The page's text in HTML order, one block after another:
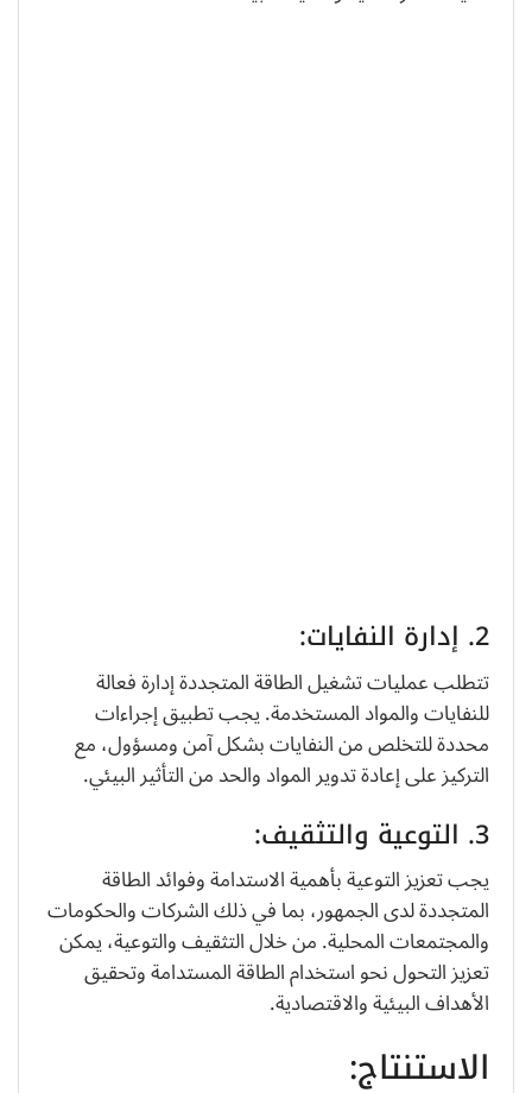
2. إدارة النفايات:
تتطلب عمليات تشغيل الطاقة المتجددة إدارة فعالة
للنفايات والمواد المستخدمة. يجب تطبيق إجراءات
محددة للتخلص من النفايات بشكل آمن ومسؤول، مع
التركيز على إعادة تدوير المواد والحد من التأثير البيئي.
3. التوعية والتثقيف:
يجب تعزيز التوعية بأهمية الاستدامة وفوائد الطاقة
المتجددة لدى الجمهور، بما في ذلك الشركات والحكومات
والمجتمعات المحلية. من خلال التثقيف والتوعية، يمكن
تعزيز التحول نحو استخدام الطاقة المستدامة وتحقيق
الأهداف البيئية والاقتصادية.
الاستنتاج: